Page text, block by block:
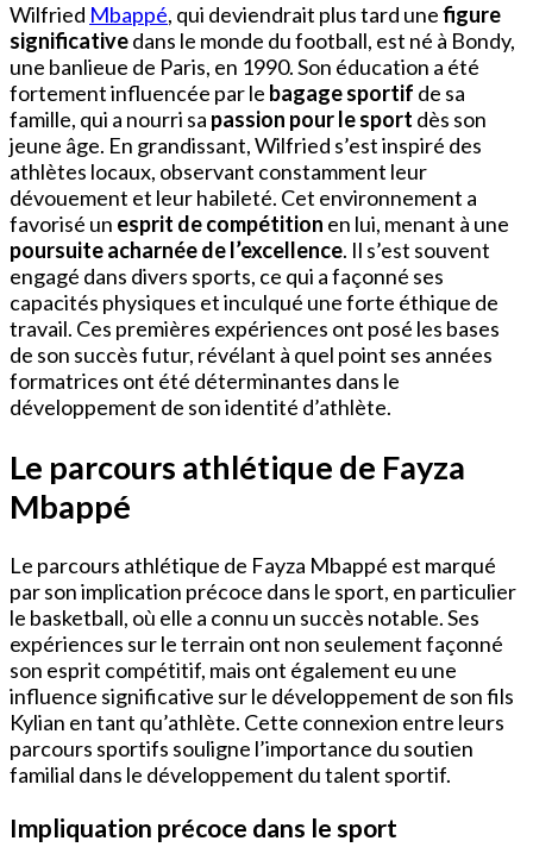
Wilfried Mbappé, qui deviendrait plus tard unefigure
significativedans le monde du football, est né à Bondy,
une banlieue de Paris, en 1990. Son éducation a été
fortement influencée par le bagage sportif de sa
famille, qui a nourri sa passion pour le sport dès son
jeune âge. En grandissant, Wilfried s’est inspiré des
athlètes locaux, observant constamment leur
dévouement et leur habileté. Cet environnement a
favorisé un esprit de compétition en lui, menant à une
poursuite acharnée de l’excellence. Il s’est souvent
engagé dans divers sports, ce qui a façonné ses
capacités physiques et inculqué une forte éthique de
travail. Ces premières expériences ont posé les bases
de son succès futur, révélant à quel point ses années
formatrices ont été déterminantes dans le
développement de son identité d’athlète.
Le parcours athlétique de Fayza
Mbappé
Le parcours athlétique de Fayza Mbappé est marqué
par son implication précoce dans le sport, en particulier
le basketball, où elle a connu un succès notable. Ses
expériences sur le terrain ont non seulement façonné
son esprit compétitif, mais ont également eu une
influence significative sur le développement de son fils
Kylian en tant qu’athlète. Cette connexion entre leurs
parcours sportifs souligne l’importance du soutien
familial dans le développement du talent sportif.
Impliquation précoce dans le sport